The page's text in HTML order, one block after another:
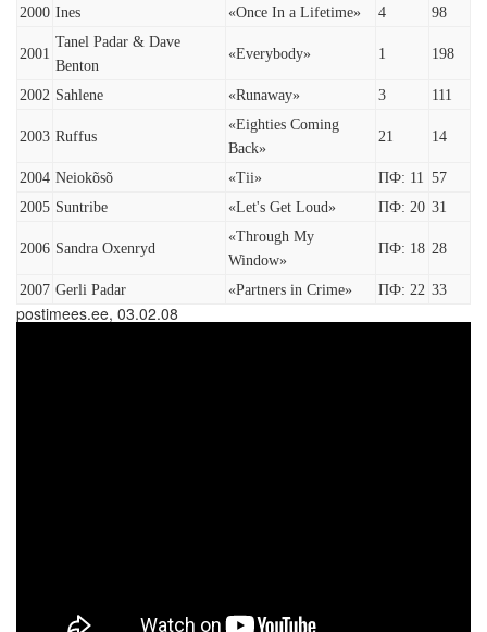
2000 Ines «Once In a Lifetime» 4 98
2001
Tanel Padar & Dave
Benton
«Everybody» 1 198
2002 Sahlene «Runaway» 3 111
2003 Ruffus
«Eighties Coming
Back»
21 14
2004 Neiokõsõ «Tii» ПФ: 11 57
2005 Suntribe «Let's Get Loud» ПФ: 20 31
2006 Sandra Oxenryd
«Through My
Window»
ПФ: 18 28
2007 Gerli Padar «Partners in Crime» ПФ: 22 33
postimees.ee, 03.02.08